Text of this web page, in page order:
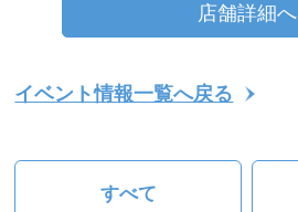
店舗詳細へ
イベント情報一覧へ戻る
すべて